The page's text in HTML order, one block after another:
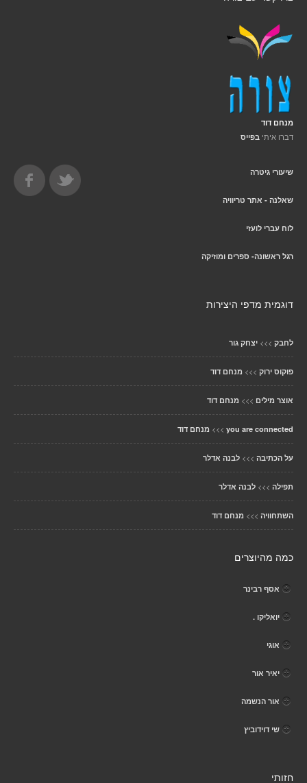
מנחם דוד
דברו איתי בפייס
שיעורי גיטרה
שאלנה - אתר טריוויה
לוח עברי לועזי
רגל ראשונה- ספרים ומוזיקה
דוגמית מדפי היצירות
לחבק >>> יצחק גור
פוקוס ירוק >>> מנחם דוד
אוצר מילים >>> מנחם דוד
you are connected
>>> מנחם דוד
על הכתיבה >>> לבנה אדלר
תפילה >>> לבנה אדלר
השתחוויה >>> מנחם דוד
כמה מהיוצרים
אסף רבינר
יואליקו .
אוגי
יאיר אור
אור הנשמה
שי דוידוביץ
חזותי